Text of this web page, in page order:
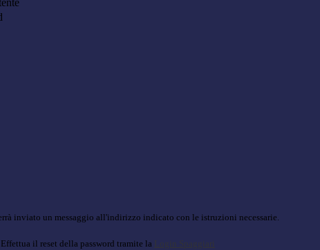
inviato un messaggio all'indirizzo indicato con le istruzioni necessarie.
il reset della password tramite la Login Spaggiari